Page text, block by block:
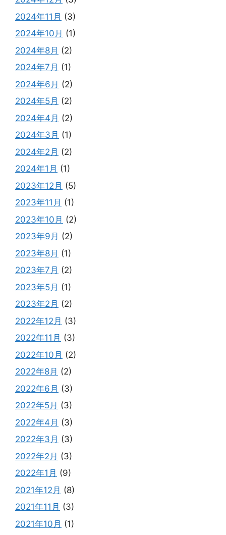
2024年11月 (3)
2024年10月 (1)
2024年8月 (2)
2024年7月 (1)
2024年6月 (2)
2024年5月 (2)
2024年4月 (2)
2024年3月 (1)
2024年2月 (2)
2024年1月 (1)
2023年12月 (5)
2023年11月 (1)
2023年10月 (2)
2023年9月 (2)
2023年8月 (1)
2023年7月 (2)
2023年5月 (1)
2023年2月 (2)
2022年12月 (3)
2022年11月 (3)
2022年10月 (2)
2022年8月 (2)
2022年6月 (3)
2022年5月 (3)
2022年4月 (3)
2022年3月 (3)
2022年2月 (3)
2022年1月 (9)
2021年12月 (8)
2021年11月 (3)
2021年10月 (1)